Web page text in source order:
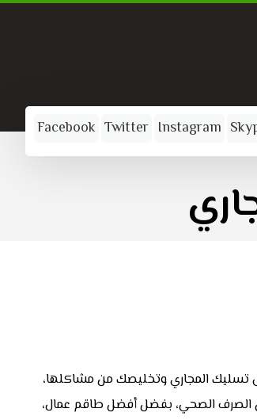
Facebook Twitter Instagram
تسليك المجاري وتخليصك من مشاكلها،
الصرف الصحي، بفضل أفضل طاقم عمال،